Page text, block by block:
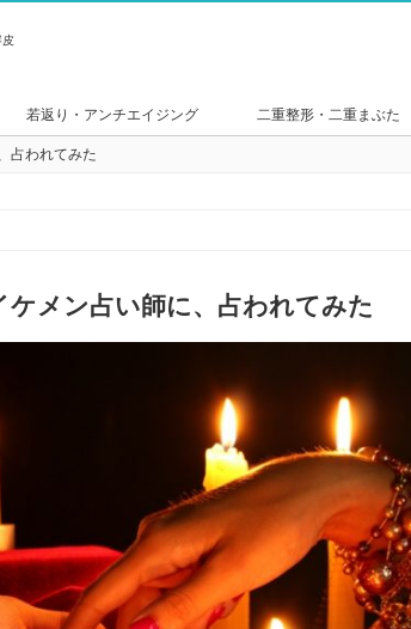
若返り・アンチエイジング 二重整形・二重まぶた
占われてみた
メン占い師に、占われてみた